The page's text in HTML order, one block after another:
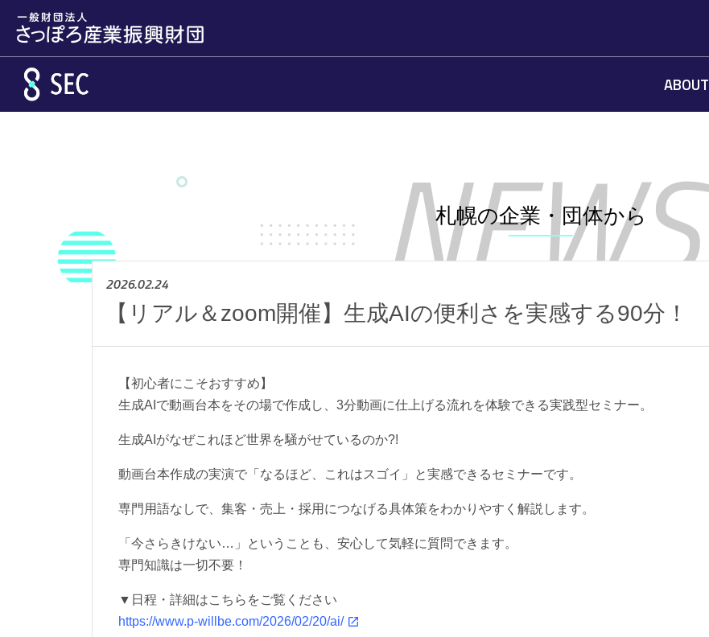
ABOUT
札幌の企業・団体から
2026.02.24
【リアル＆zoom開催】生成AIの便利さを実感する90分！
【初心者にこそおすすめ】
生成AIで動画台本をその場で作成し、3分動画に仕上げる流れを体験できる実践型セミナー。
生成AIがなぜこれほど世界を騒がせているのか?!
動画台本作成の実演で「なるほど、これはスゴイ」と実感できるセミナーです。
専門用語なしで、集客・売上・採用につなげる具体策をわかりやすく解説します。
「今さらきけない…」ということも、安心して気軽に質問できます。
専門知識は一切不要！
▼日程・詳細はこちらをご覧ください
https://www.p-willbe.com/2026/02/20/ai/